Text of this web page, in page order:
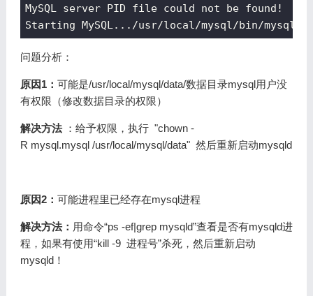
MySQL server PID file could not be
Starting MySQL.../usr/local/mysql/bin/
问题分析：
原因1： 可能是/usr/local/mysql/data/数据目录mysql用户没
有权限（修改数据目录的权限）
解决方法：给予权限，执行 "chown -
R mysql.mysql /usr/local/mysql/data" 然后重新启动mysqld
原因2： 可能进程里已经存在mysql进程
解决方法： 用命令“ps -ef|grep mysqld”查看是否有mysqld进
程，如果有使用“kill -9 进程号”杀死，然后重新启动
mysqld！